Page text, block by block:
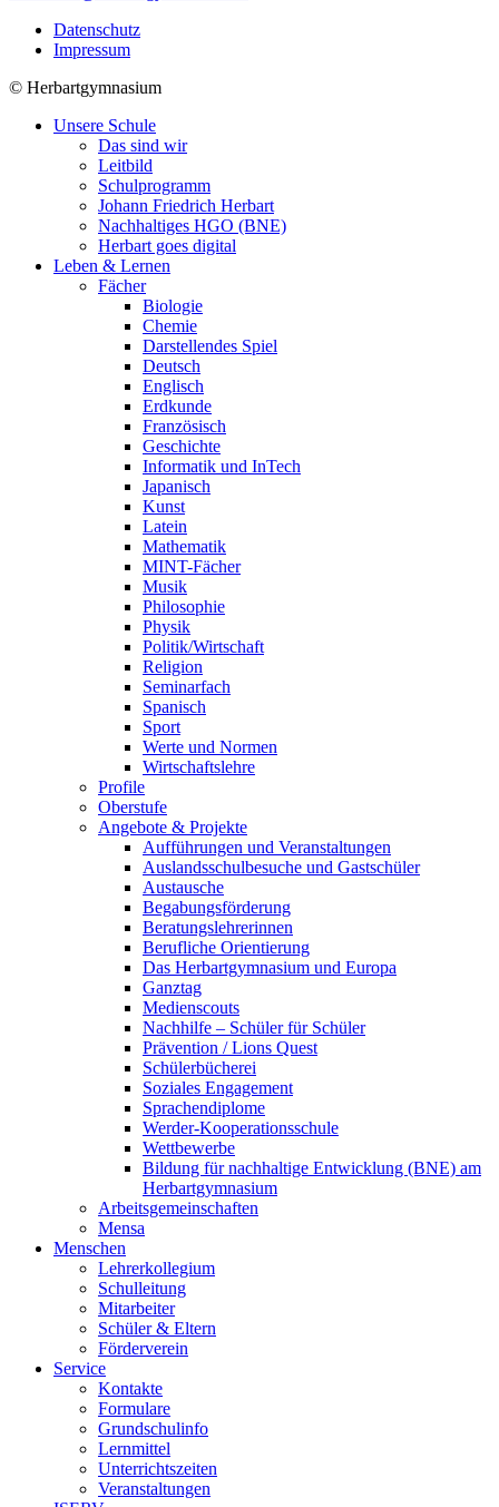
Datenschutz
Impressum
© Herbartgymnasium
Unsere Schule
Das sind wir
Leitbild
Schulprogramm
Johann Friedrich Herbart
Nachhaltiges HGO (BNE)
Herbart goes digital
Leben & Lernen
Fächer
Biologie
Chemie
Darstellendes Spiel
Deutsch
Englisch
Erdkunde
Französisch
Geschichte
Informatik und InTech
Japanisch
Kunst
Latein
Mathematik
MINT-Fächer
Musik
Philosophie
Physik
Politik/Wirtschaft
Religion
Seminarfach
Spanisch
Sport
Werte und Normen
Wirtschaftslehre
Profile
Oberstufe
Angebote & Projekte
Aufführungen und Veranstaltungen
Auslandsschulbesuche und Gastschüler
Austausche
Begabungsförderung
Beratungslehrerinnen
Berufliche Orientierung
Das Herbartgymnasium und Europa
Ganztag
Medienscouts
Nachhilfe – Schüler für Schüler
Prävention / Lions Quest
Schülerbücherei
Soziales Engagement
Sprachendiplome
Werder-Kooperationsschule
Wettbewerbe
Bildung für nachhaltige Entwicklung (BNE) am
Herbartgymnasium
Arbeitsgemeinschaften
Mensa
Menschen
Lehrerkollegium
Schulleitung
Mitarbeiter
Schüler & Eltern
Förderverein
Service
Kontakte
Formulare
Grundschulinfo
Lernmittel
Unterrichtszeiten
Veranstaltungen